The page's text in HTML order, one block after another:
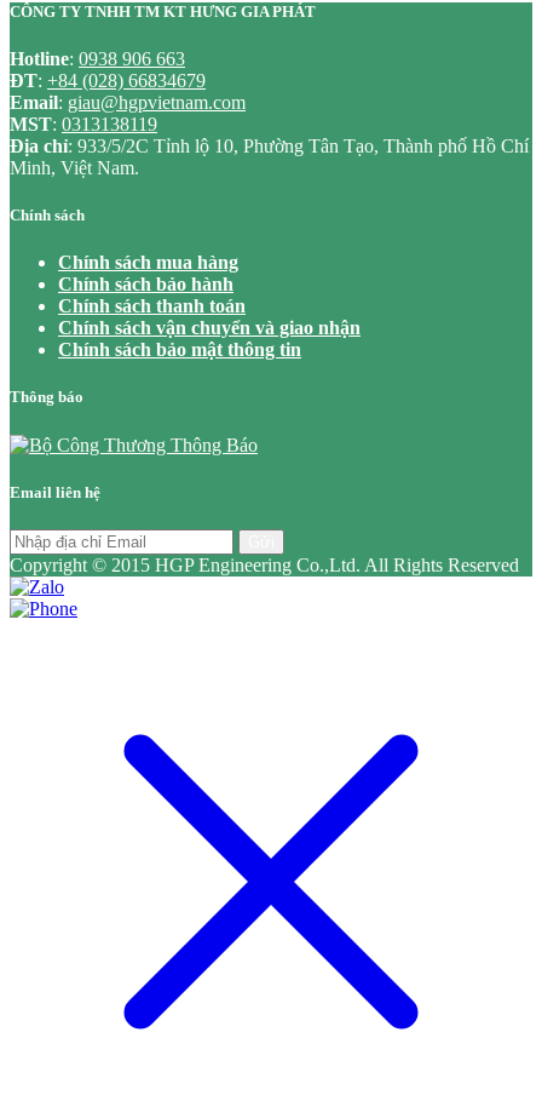
CÔNG TY TNHH TM KT HƯNG GIA PHÁT
Hotline: 0938 906 663
ĐT: +84 (028) 66834679
Email: giau@hgpvietnam.com
MST: 0313138119
Địa chỉ: 933/5/2C Tỉnh lộ 10, Phường Tân Tạo, Thành phố Hồ Chí
Minh, Việt Nam.
Chính sách
Chính sách mua hàng
Chính sách bảo hành
Chính sách thanh toán
Chính sách vận chuyển và giao nhận
Chính sách bảo mật thông tin
Thông báo
Email liên hệ
Copyright © 2015 HGP Engineering Co.,Ltd. All Rights Reserved